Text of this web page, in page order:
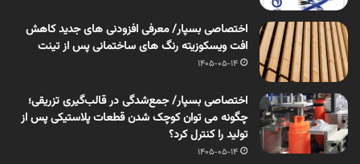
اختصاصی بسپار/ معرفی افزودنی های جدید کاهش
افت ویسکوزیته رنگ های ساختمانی پس از تینت
1405-05-14
اختصاصی بسپار/ جمع‌شدگی در قالب‌گیری تزریقی؛
چگونه می توان کوچک شدن قطعات پلاستیکی پس از
تولید را کنترل کرد؟
1405-05-14